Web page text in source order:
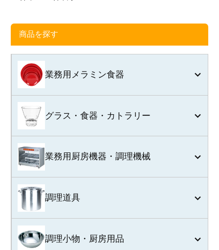
商品を探す
業務用メラミン食器
グラス・食器・カトラリー
業務用厨房機器・調理機械
調理道具
調理小物・厨房用品